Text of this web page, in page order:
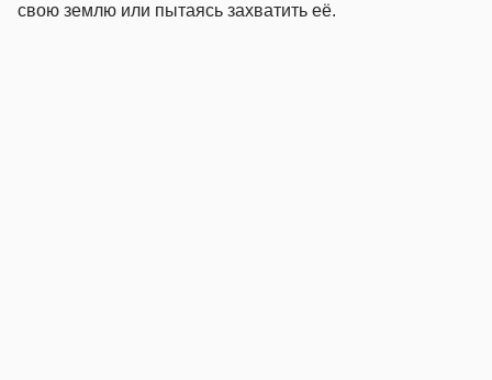
свою землю или пытаясь захватить её.